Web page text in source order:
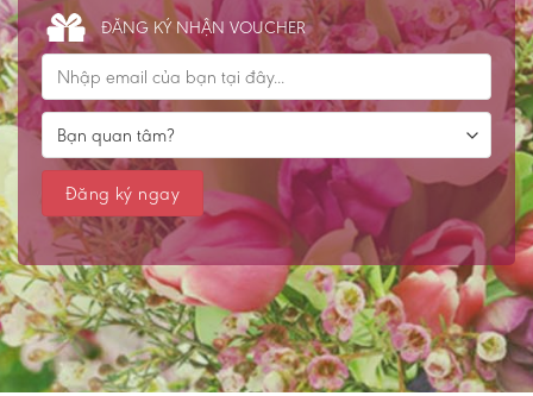
ĐĂNG KÝ NHẬN VOUCHER